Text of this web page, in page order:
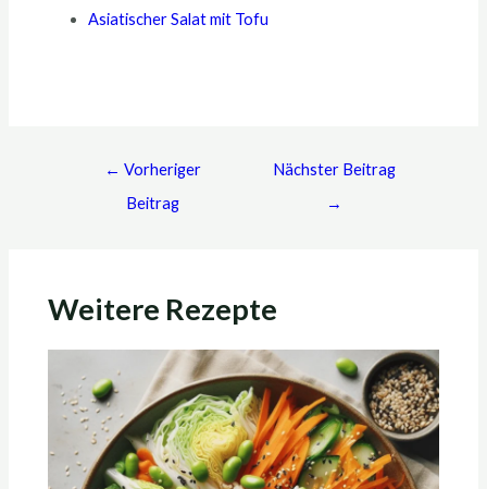
Asiatischer Salat mit Tofu
← Vorheriger
Beitrag
Nächster Beitrag
→
Weitere Rezepte